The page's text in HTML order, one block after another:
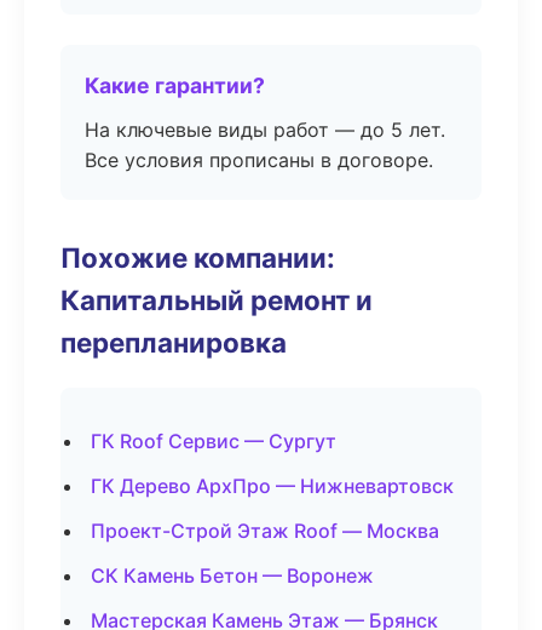
Какие гарантии?
На ключевые виды работ — до 5 лет.
Все условия прописаны в договоре.
Похожие компании:
Капитальный ремонт и
перепланировка
ГК Roof Сервис — Сургут
ГК Дерево АрхПро — Нижневартовск
Проект-Строй Этаж Roof — Москва
СК Камень Бетон — Воронеж
Мастерская Камень Этаж — Брянск